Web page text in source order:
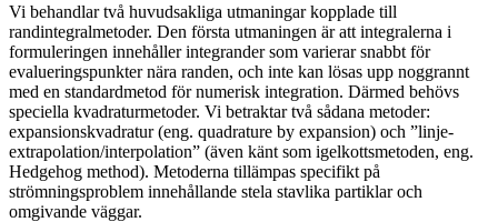
Vi behandlar två huvudsakliga utmaningar kopplade till
randintegralmetoder. Den första utmaningen är att integralerna i
formuleringen innehåller integrander som varierar snabbt för
evalueringspunkter nära randen, och inte kan lösas upp noggrannt
med en standardmetod för numerisk integration. Därmed behövs
speciella kvadraturmetoder. Vi betraktar två sådana metoder:
expansionskvadratur (eng. quadrature by expansion) och ”linje-
extrapolation/interpolation” (även känt som igelkottsmetoden, eng.
Hedgehog method). Metoderna tillämpas specifikt på
strömningsproblem innehållande stela stavlika partiklar och
omgivande väggar.